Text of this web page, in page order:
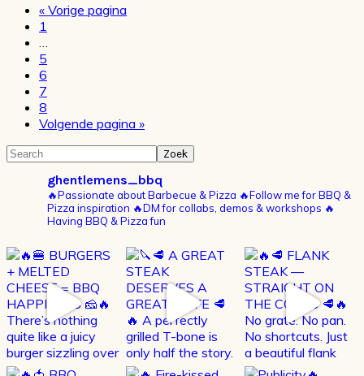
« Ga
Vorige pagina
Pagina
1
pagina's
zijn
weggelaten
…
Pagina
5
Pagina
6
Pagina
7
Pagina
8
Ga
Volgende pagina »
Primaire
Sidebar
Search
ghentlemens_bbq
🔥Passionate about Barbecue & Pizza 🔥Follow me for BBQ &
Pizza inspiration 🔥DM for collabs, demos & workshops 🔥
Having BBQ & Pizza fun